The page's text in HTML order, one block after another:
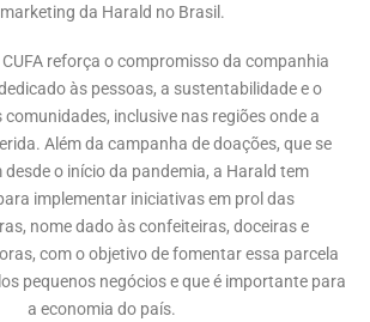
da Harald no Brasil.
reforça o compromisso da companhia
às pessoas, a sustentabilidade e o
inclusive nas regiões onde a
Além da campanha de doações, que se
o início da pandemia, a Harald tem
implementar iniciativas em prol das
nome dado às confeiteiras, doceiras e
com o objetivo de fomentar essa parcela
pequenos negócios e que é importante para
a economia do país.